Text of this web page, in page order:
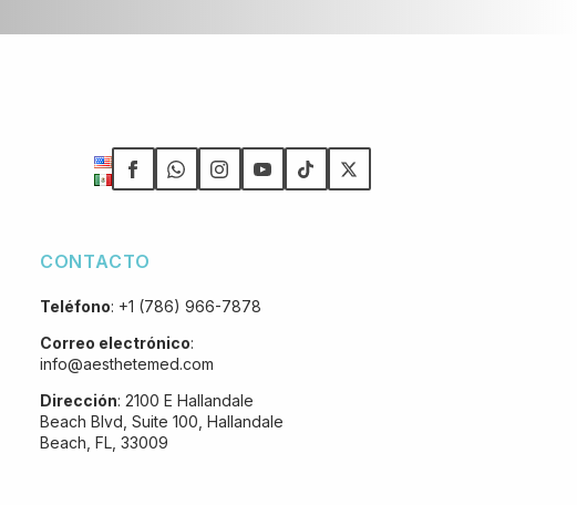
CONTACTO
Teléfono: +1 (786) 966-7878
Correo electrónico:
info@aesthetemed.com
Dirección: 2100 E Hallandale
Beach Blvd, Suite 100, Hallandale
Beach, FL, 33009